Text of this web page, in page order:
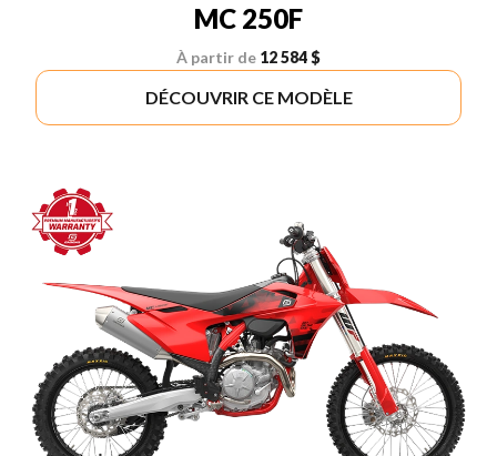
MC 250F
À partir de 12 584 $
DÉCOUVRIR CE MODÈLE